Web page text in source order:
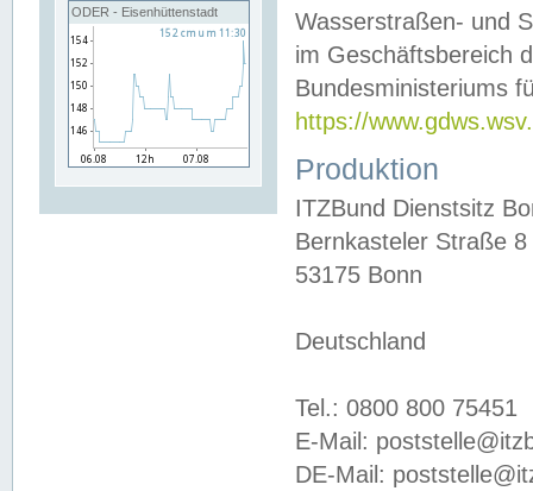
ODER - Eisenhüttenstadt
Wasserstraßen- und
im Geschäftsbereich
Bundesministeriums
https://
Produktion
ITZBund Dienstsitz
Bernkasteler Straße 8
53175 Bonn
Deutschland
Tel.: 0800 800 75451
E-Mail:
DE-Mail: